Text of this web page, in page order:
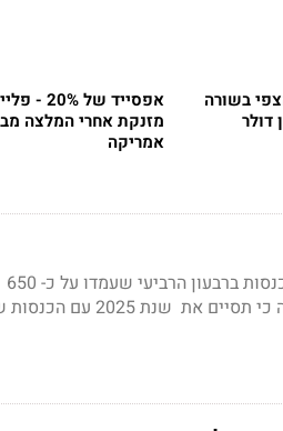
בשורה
אפסייד של
מזנקת אחרי המלצה
אמריקה
ברבעון הרביעי שעמדו על כ- 650